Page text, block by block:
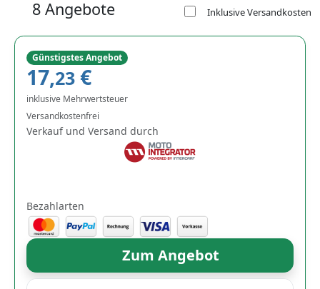
8 Angebote Inklusive Versandkosten
Günstigstes Angebot
17,23 €
inklusive Mehrwertsteuer
Versandkostenfrei
Verkauf und Versand durch
Bezahlarten
Zum Angebot